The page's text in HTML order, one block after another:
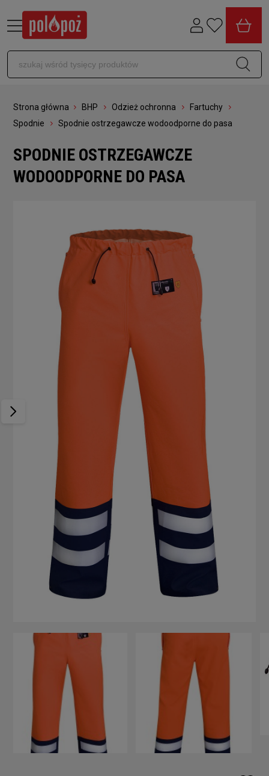
Strona główna BHP Odzież ochronna
Fartuchy
Spodnie
Spodnie ostrzegawcze wodoodporne do pasa
SPODNIE OSTRZEGAWCZE
WODOODPORNE DO PASA